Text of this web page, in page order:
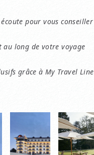
pour vous conseiller
au long de votre voyage
grâce à My Travel Line